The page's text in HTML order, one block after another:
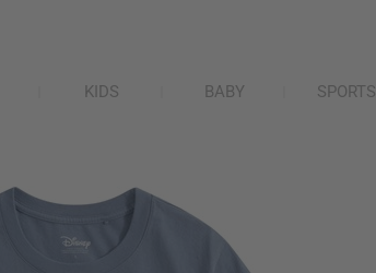
KIDS BABY SPORTS